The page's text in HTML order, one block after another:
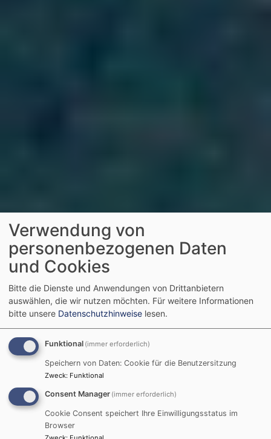
Verwendung von
personenbezogenen Daten
und Cookies
Bitte die Dienste und Anwendungen von Drittanbietern
auswählen, die wir nutzen möchten. Für weitere Informationen
bitte unsere Datenschutzhinweise lesen.
Funktional (immer erforderlich)
Speichern von Daten: Cookie für die Benutzersitzung
Zweck: Funktional
Consent Manager (immer erforderlich)
Cookie Consent speichert Ihre Einwilligungsstatus im
Browser